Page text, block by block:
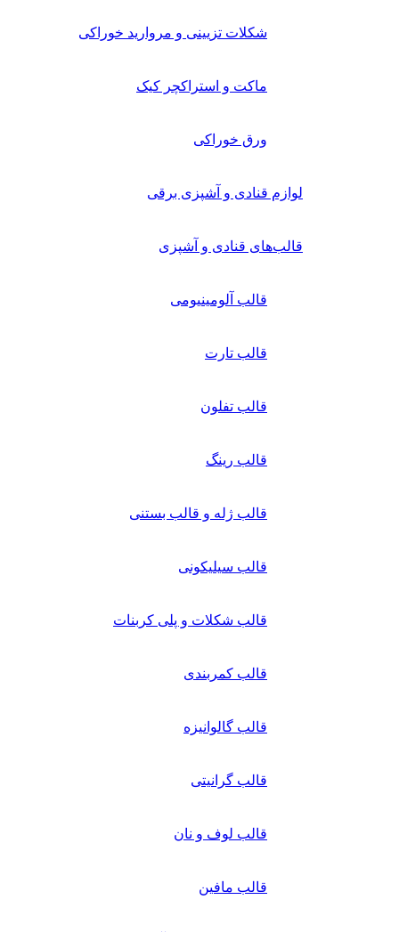
شکلات تزیینی و مروارید خوراکی
ماکت و استراکچر کیک
ورق خوراکی
لوازم قنادی و آشپزی برقی
قالب‌های قنادی و آشپزی
قالب آلومینیومی
قالب تارت
قالب تفلون
قالب رینگ
قالب ژله و قالب بستنی
قالب سیلیکونی
قالب شکلات و پلی کربنات
قالب کمربندی
قالب گالوانیزه
قالب گرانیتی
قالب لوف و نان
قالب مافین